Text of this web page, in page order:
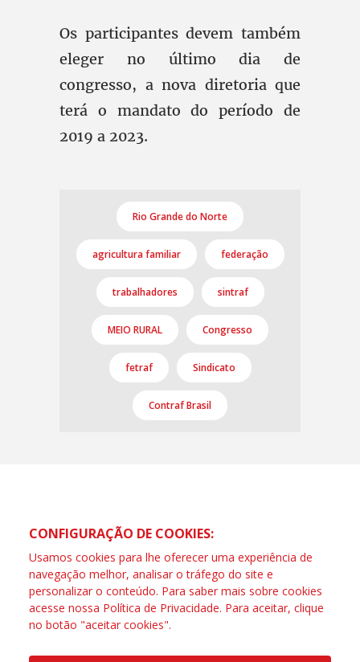
Os participantes devem também
eleger no último dia de
congresso, a nova diretoria que
terá o mandato do período de
2019 a 2023.
Rio Grande do Norte
agricultura familiar federação
trabalhadores sintraf
MEIO RURAL Congresso
fetraf Sindicato
Contraf Brasil
CONFIGURAÇÃO DE COOKIES:
Usamos cookies para lhe oferecer uma experiência de
navegação melhor, analisar o tráfego do site e
personalizar o conteúdo. Para saber mais sobre cookies
acesse nossa Política de Privacidade. Para aceitar, clique
no botão "aceitar cookies".